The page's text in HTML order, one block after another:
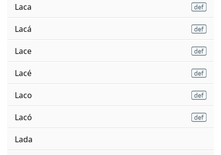
Laca
Lacá
Lace
Lacé
Laco
Lacó
Lada